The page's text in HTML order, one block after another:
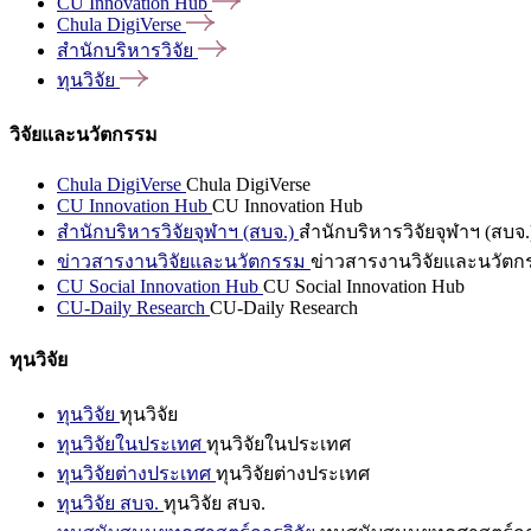
Chula DigiVerse
สำนักบริหารวิจัย
ทุนวิจัย
วิจัยและนวัตกรรม
Chula DigiVerse Chula DigiVerse
CU Innovation Hub CU Innovation Hub
สำนักบริหารวิจัยจุฬาฯ (สบจ.) สำนักบริหารวิจัยจุฬาฯ (สบจ
ข่าวสารงานวิจัยและนวัตกรรม ข่าวสารงานวิจัยและนวัตก
CU Social Innovation Hub CU Social Innovation Hub
CU-Daily Research CU-Daily Research
ทุนวิจัย
ทุนวิจัย ทุนวิจัย
ทุนวิจัยในประเทศ ทุนวิจัยในประเทศ
ทุนวิจัยต่างประเทศ ทุนวิจัยต่างประเทศ
ทุนวิจัย สบจ. ทุนวิจัย สบจ.